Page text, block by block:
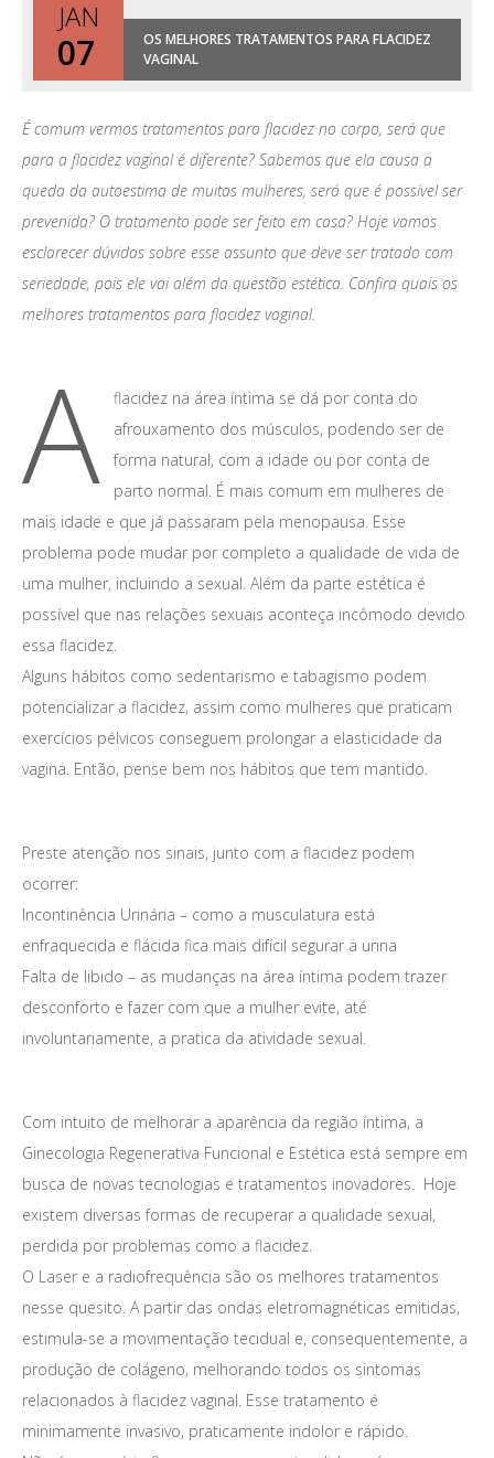
JAN
07
OS MELHORES TRATAMENTOS PARA FLACIDEZ
VAGINAL
É comum vermos tratamentos para flacidez no corpo, será que
para a flacidez vaginal é diferente? Sabemos que ela causa a
queda da autoestima de muitas mulheres, será que é possível ser
prevenida? O tratamento pode ser feito em casa? Hoje vamos
esclarecer dúvidas sobre esse assunto que deve ser tratado com
seriedade, pois ele vai além da questão estética. Confira quais os
melhores tratamentos para flacidez vaginal.
A
flacidez na área íntima se dá por conta do
afrouxamento dos músculos, podendo ser de
forma natural, com a idade ou por conta de
parto normal. É mais comum em mulheres de
mais idade e que já passaram pela menopausa. Esse
problema pode mudar por completo a qualidade de vida de
uma mulher, incluindo a sexual. Além da parte estética é
possível que nas relações sexuais aconteça incômodo devido
essa flacidez.
Alguns hábitos como sedentarismo e tabagismo podem
potencializar a flacidez, assim como mulheres que praticam
exercícios pélvicos conseguem prolongar a elasticidade da
vagina. Então, pense bem nos hábitos que tem mantido.
Preste atenção nos sinais, junto com a flacidez podem
ocorrer:
Incontinência Urinária – como a musculatura está
enfraquecida e flácida fica mais difícil segurar a urina
Falta de libido – as mudanças na área íntima podem trazer
desconforto e fazer com que a mulher evite, até
involuntariamente, a pratica da atividade sexual.
Com intuito de melhorar a aparência da região íntima, a
Ginecologia Regenerativa Funcional e Estética está sempre em
busca de novas tecnologias e tratamentos inovadores. Hoje
existem diversas formas de recuperar a qualidade sexual,
perdida por problemas como a flacidez.
O Laser e a radiofrequência são os melhores tratamentos
nesse quesito. A partir das ondas eletromagnéticas emitidas,
estimula-se a movimentação tecidual e, consequentemente, a
produção de colágeno, melhorando todos os sintomas
relacionados à flacidez vaginal. Esse tratamento é
minimamente invasivo, praticamente indolor e rápido.